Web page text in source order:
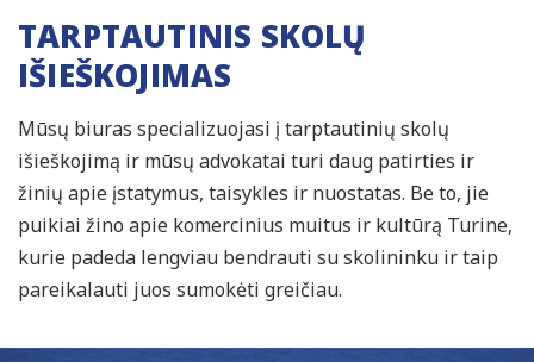
TARPTAUTINIS SKOLŲ
IŠIEŠKOJIMAS
Mūsų biuras specializuojasi į tarptautinių skolų
išieškojimą ir mūsų advokatai turi daug patirties ir
žinių apie įstatymus, taisykles ir nuostatas. Be to, jie
puikiai žino apie komercinius muitus ir kultūrą Turine,
kurie padeda lengviau bendrauti su skolininku ir taip
pareikalauti juos sumokėti greičiau.